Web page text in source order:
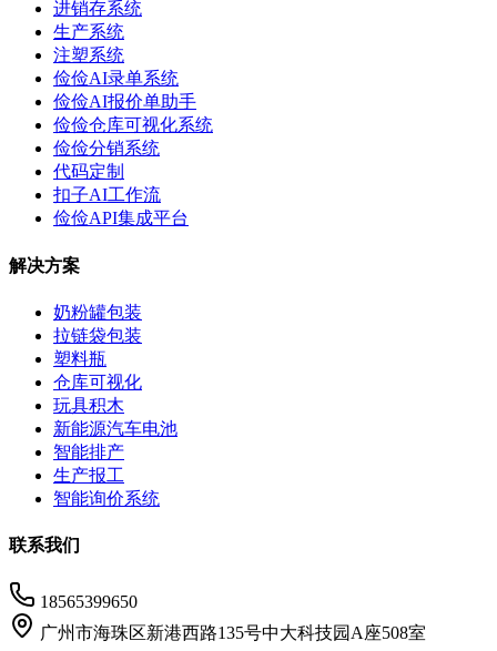
进销存系统
生产系统
注塑系统
俭俭AI录单系统
俭俭AI报价单助手
俭俭仓库可视化系统
俭俭分销系统
代码定制
扣子AI工作流
俭俭API集成平台
解决方案
奶粉罐包装
拉链袋包装
塑料瓶
仓库可视化
玩具积木
新能源汽车电池
智能排产
生产报工
智能询价系统
联系我们
18565399650
广州市海珠区新港西路135号中大科技园A座508室